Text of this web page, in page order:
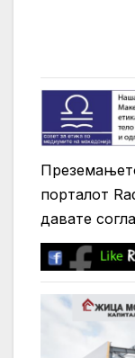
порталот
давате